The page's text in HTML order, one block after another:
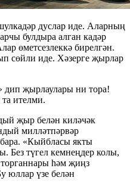
дуслар иде. Аларның
булдыра алган кадәр
өметсезлеккә бирелгән.
сөйли иде. Хәзерге җырлар
җырлаулары ни тора!
ителми.
җыр белән киләчәк
милләтпәрвәр
«Кыйбласы якты
Без түгел кемнеңдер колы,
һәм җиңз
юллар үзе белән